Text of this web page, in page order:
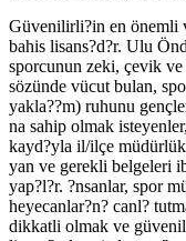
Güvenilirli?in en önemli
bahis lisans?d?r. Ulu
sporcunun zeki, çevik ve
sözünde vücut bulan,
yakla??m) ruhunu
na sahip olmak
kayd?yla il/ilçe
yan ve gerekli belgeleri
yap?l?r. ?nsanlar, spor
heyecanlar?n? canl?
dikkatli olmak ve